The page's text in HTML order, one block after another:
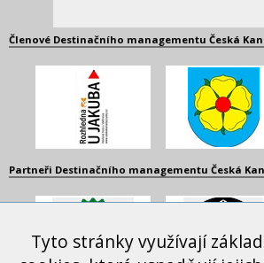
Členové Destinačního managementu Česká
Partneři Destinačního managementu Česká
Tyto stránky využívají